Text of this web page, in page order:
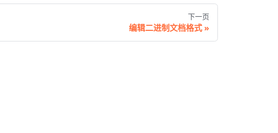
下一页
编辑二进制文档格式